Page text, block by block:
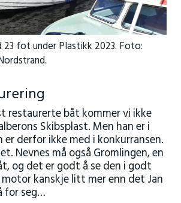
23 fot under Plastikk 2023. Foto:
restaurerte båt kommer vi ikke
Skibsplast. Men han er i
derfor ikke med i konkurransen.
Nevnes må også Gromlingen, en
og det er godt å se den i godt
kanskje litt mer enn det Jan
for seg…